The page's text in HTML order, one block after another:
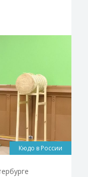
Кюдо в России